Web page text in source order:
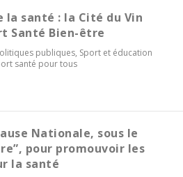
la santé : la Cité du Vin
Santé Bien-être
publiques, Sport et éducation
santé pour tous
Nationale, sous le
pour promouvoir les
la santé